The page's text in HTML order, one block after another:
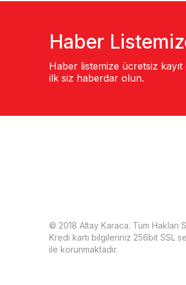
Haber
Haber listemize ücretsiz
ilk siz haberdar olun.
© 2018 Altay Karaca. Tüm Hakları
Kredi kartı bilgileriniz 256bit SSL
ile korunmaktadır.